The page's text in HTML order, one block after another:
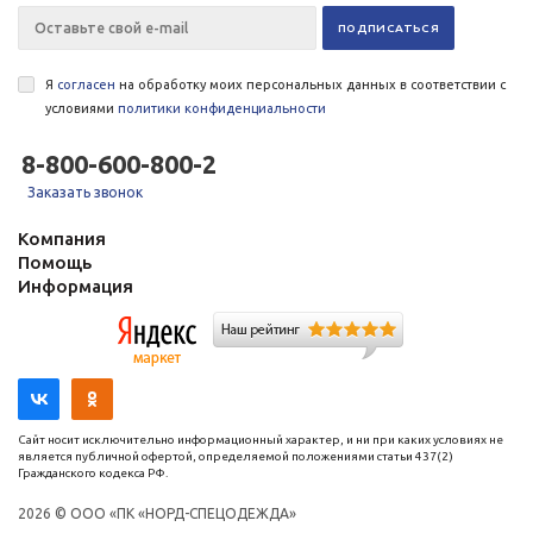
Я согласен на обработку моих персональных данных в соответствии с
условиями политики конфиденциальности
8-800-600-800-2
Заказать звонок
Компания
Помощь
Информация
Сайт носит исключительно информационный характер, и ни при каких условиях не
является публичной офертой, определяемой положениями статьи 437(2)
Гражданского кодекса РФ.
2026 © ООО «ПК «НОРД-СПЕЦОДЕЖДА»